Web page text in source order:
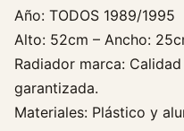
n
d
a
1
.
Año: TODOS 1989/1995
Alto: 52cm – Ancho:
Radiador marca:
garantizada.
Materiales: Plástico y